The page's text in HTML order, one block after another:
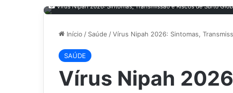
Vírus Nipah 2026: Sintomas, Transmissão e Riscos de Surto
Início / Saúde /Vírus Nipah 2026: Sintomas,
SAÚDE
Vírus Nipah